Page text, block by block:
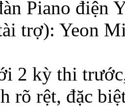
Piano điện
trợ): Yeon
2 kỳ thi
rõ rệt, đặc